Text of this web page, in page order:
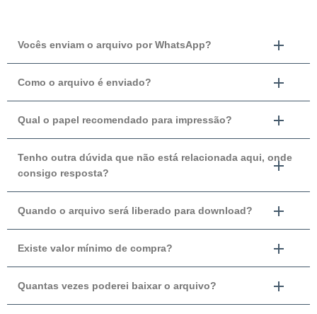
Vocês enviam o arquivo por WhatsApp?
Como o arquivo é enviado?
Qual o papel recomendado para impressão?
Tenho outra dúvida que não está relacionada aqui, onde
consigo resposta?
Quando o arquivo será liberado para download?
Existe valor mínimo de compra?
Quantas vezes poderei baixar o arquivo?